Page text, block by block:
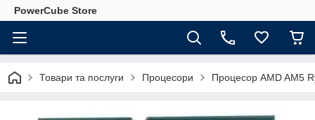
PowerCube Store
Товари та послуги Процесори Процесор AMD AM5